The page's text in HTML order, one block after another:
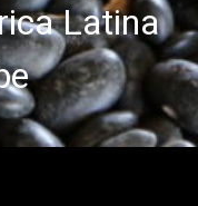
Latina